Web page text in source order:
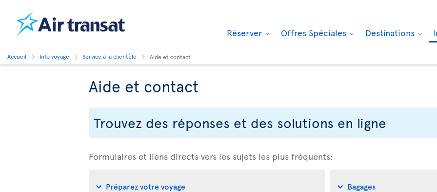
Réserver Offres Spéciales Destinations
Accueil Info voyage Service à la clientèle Aide et contact
Aide et contact
Trouvez des réponses et des solutions en ligne
Formulaires et liens directs vers les sujets les plus fréquents:
Préparez votre voyage Bagages